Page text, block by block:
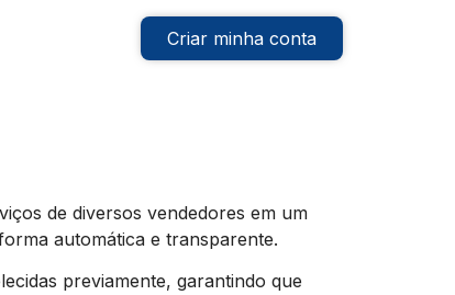
Criar minha conta
de diversos vendedores em um
automática e transparente.
previamente, garantindo que